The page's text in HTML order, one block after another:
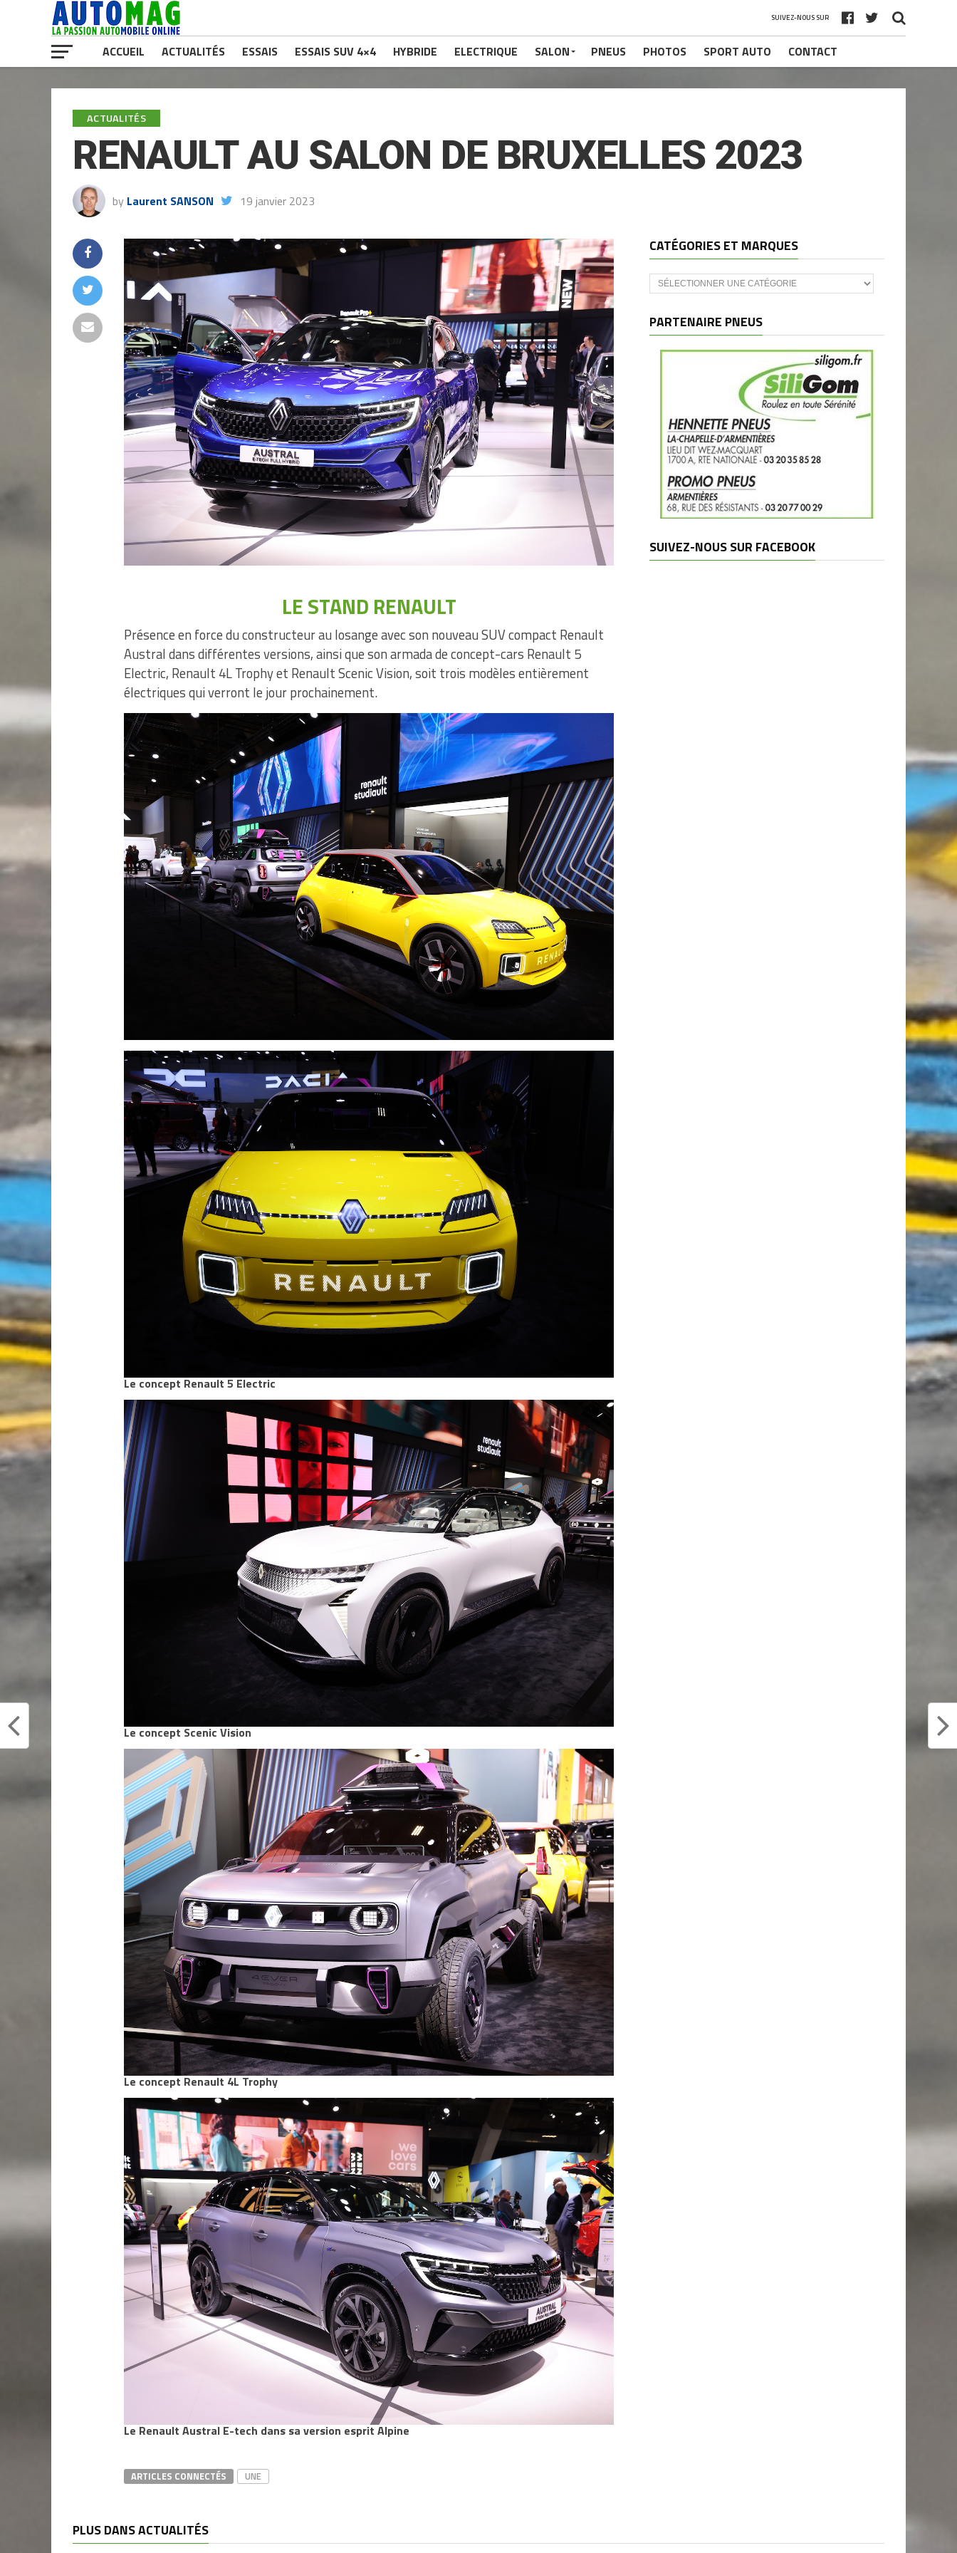
SUIVEZ-NOUS SUR
ACCUEIL ACTUALITÉS ESSAIS ESSAIS SUV 4×4 HYBRIDE ELECTRIQUE SALON PNEUS PHOTOS SPORT AUTO CONTACT
ACTUALITÉS
RENAULT AU SALON DE BRUXELLES 2023
by Laurent SANSON 19 janvier 2023
LE STAND RENAULT
Présence en force du constructeur au losange avec son nouveau SUV compact Renault
Austral dans différentes versions, ainsi que son armada de concept-cars Renault 5
Electric, Renault 4L Trophy et Renault Scenic Vision, soit trois modèles entièrement
électriques qui verront le jour prochainement.
Le concept Renault 5 Electric
Le concept Scenic Vision
Le concept Renault 4L Trophy
Le Renault Austral E-tech dans sa version esprit Alpine
ARTICLES CONNECTÉS UNE
CATÉGORIES ET MARQUES
Catégories
et
PARTENAIRE PNEUS
SUIVEZ-NOUS SUR FACEBOOK
PLUS DANS ACTUALITÉS